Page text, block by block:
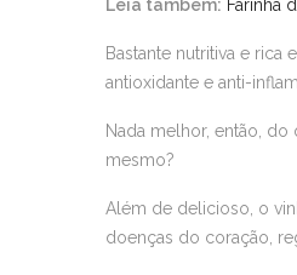
Leia também: Farinha
Bastante nutritiva e
antioxidante e anti-
Nada melhor, então,
mesmo?
Além de delicioso, o
doenças do coração,